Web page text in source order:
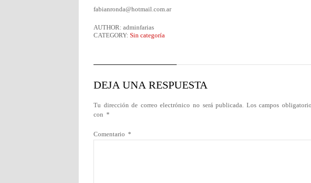
fabianronda@hotmail.com.ar
AUTHOR: adminfarias
CATEGORY: Sin categoría
DEJA UNA RESPUESTA
Tu dirección de correo electrónico no será publicada. Los campos
con *
Comentario *